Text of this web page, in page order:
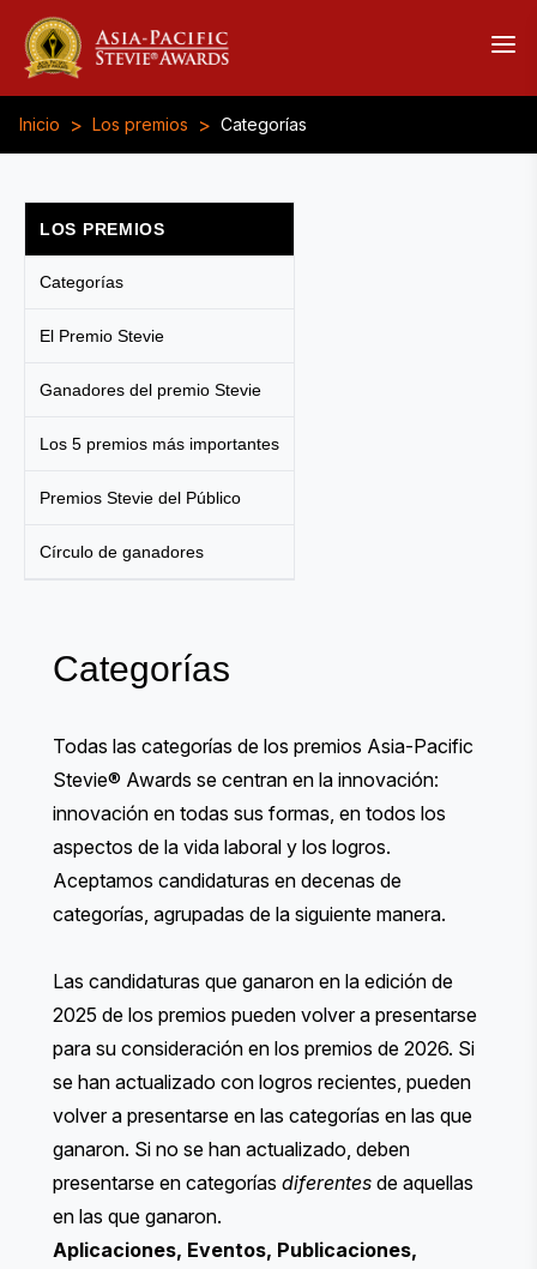
Inicio > Los premios > Categorías
LOS PREMIOS
Categorías
El Premio Stevie
Ganadores del premio Stevie
Los 5 premios más importantes
Premios Stevie del Público
Círculo de ganadores
Categorías
Todas las categorías de los premios Asia-Pacific
Stevie® Awards se centran en la innovación:
innovación en todas sus formas, en todos los
aspectos de la vida laboral y los logros.
Aceptamos candidaturas en decenas de
categorías, agrupadas de la siguiente manera.
Las candidaturas que ganaron en la edición de
2025 de los premios pueden volver a presentarse
para su consideración en los premios de 2026. Si
se han actualizado con logros recientes, pueden
volver a presentarse en las categorías en las que
ganaron. Si no se han actualizado, deben
presentarse en categorías diferentes de aquellas
en las que ganaron.
Aplicaciones, Eventos, Publicaciones,